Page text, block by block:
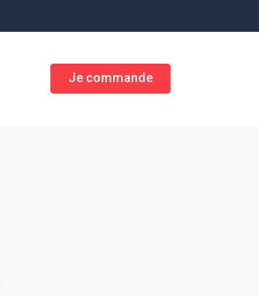
Je commande